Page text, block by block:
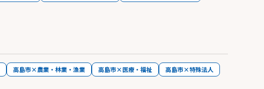
高島市×農業・林業・漁業 高島市×医療・福祉 高島市×特殊法人